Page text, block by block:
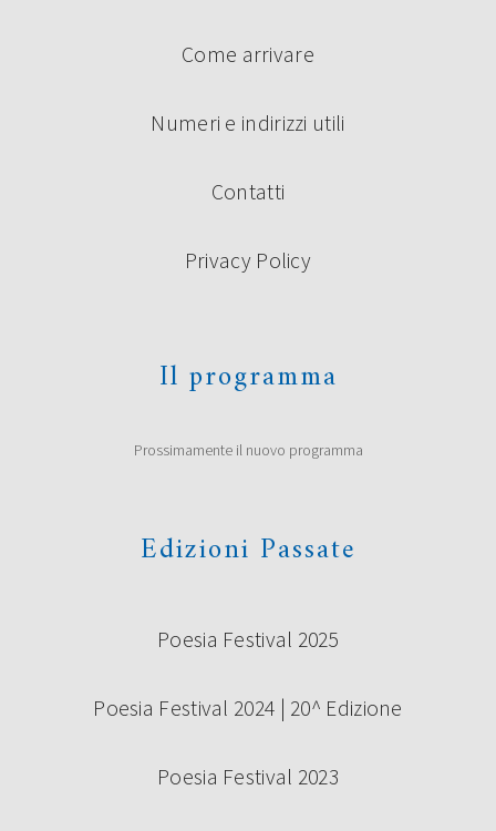
Come arrivare
Numeri e indirizzi utili
Contatti
Privacy Policy
Il programma
Prossimamente il nuovo programma
Edizioni Passate
Poesia Festival 2025
Poesia Festival 2024 | 20^ Edizione
Poesia Festival 2023